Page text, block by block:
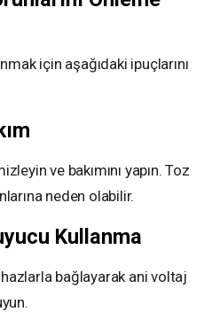
için aşağıdaki ipuçlarını
ve bakımını yapın. Toz
neden olabilir.
Kullanma
bağlayarak ani voltaj